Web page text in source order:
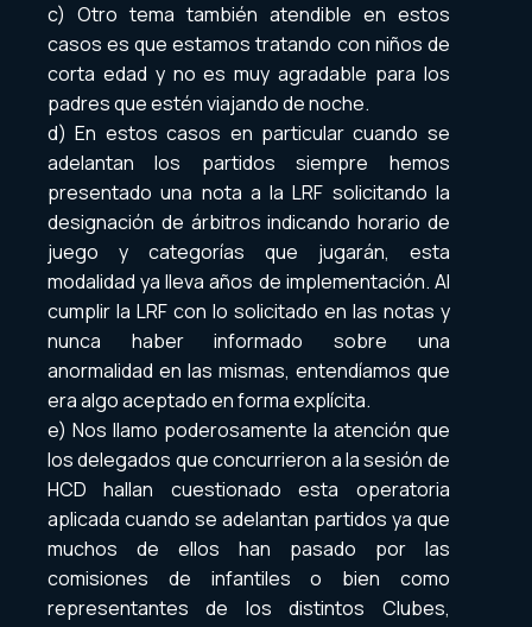
c) Otro tema también atendible en estos
casos es que estamos tratando con niños de
corta edad y no es muy agradable para los
padres que estén viajando de noche.
d) En estos casos en particular cuando se
adelantan los partidos siempre hemos
presentado una nota a la LRF solicitando la
designación de árbitros indicando horario de
juego y categorías que jugarán, esta
modalidad ya lleva años de implementación. Al
cumplir la LRF con lo solicitado en las notas y
nunca haber informado sobre una
anormalidad en las mismas, entendíamos que
era algo aceptado en forma explícita.
e) Nos llamo poderosamente la atención que
los delegados que concurrieron a la sesión de
HCD hallan cuestionado esta operatoria
aplicada cuando se adelantan partidos ya que
muchos de ellos han pasado por las
comisiones de infantiles o bien como
representantes de los distintos Clubes,